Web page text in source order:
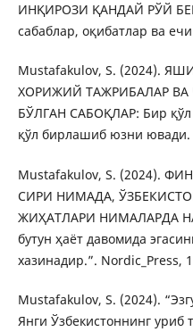
ИНҚИРОЗИ ҚАНДАЙ РЎЙ
сабаблар, оқибатлар ва
Mustafakulov, S. (2024).
ХОРИЖИЙ ТАЖРИБАЛАР
БЎЛГАН САБОҚЛАР: Бир
қўл бирлашиб юзни ювади.
Mustafakulov, S. (2024).
СИРИ НИМАДА,
ЖИҲАТЛАРИ НИМАЛАРДА
бутун ҳаёт давомида
хазинадир.”. Nordic_Press,
Mustafakulov, S. (2024).
Янги Ўзбекистоннинг уриб